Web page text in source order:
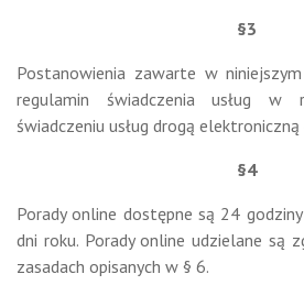
§3
Postanowienia zawarte w
regulamin świadczenia usług w
świadczeniu usług drogą
§4
Porady online dostępne są 24
dni roku. Porady online udzielane są
zasadach opisanych w § 6.